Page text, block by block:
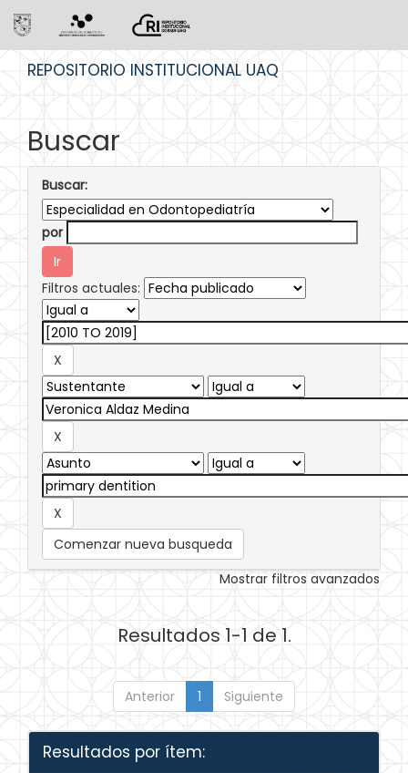
REPOSITORIO INSTITUCIONAL UAQ
Buscar
Buscar:
por
Filtros actuales:
Comenzar nueva busqueda
Mostrar filtros avanzados
Resultados 1-1 de 1.
Anterior 1 Siguiente
Resultados por ítem: